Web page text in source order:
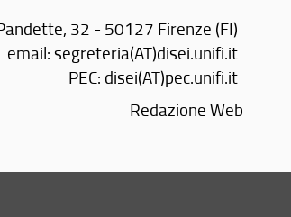
32 - 50127 Firenze (FI)
email:segreteria(AT)disei.unifi.it
PEC: disei(AT)pec.unifi.it
Redazione Web